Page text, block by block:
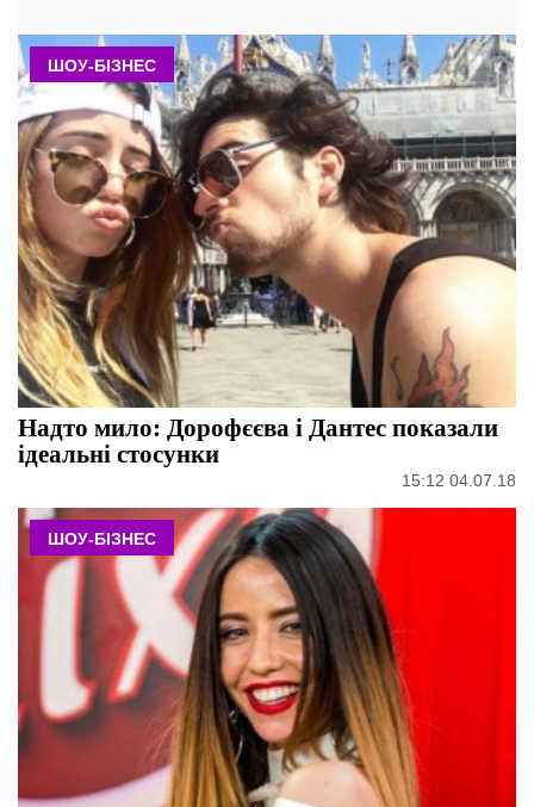
ШОУ-БІЗНЕС
Надто мило: Дорофєєва і Дантес показали
ідеальні стосунки
15:12 04.07.18
ШОУ-БІЗНЕС